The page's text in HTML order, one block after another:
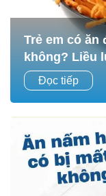
Trẻ em có
không? Liều
Như bạn đã biết
tiếng với hàng
được sử dụng
Đọc tiếp